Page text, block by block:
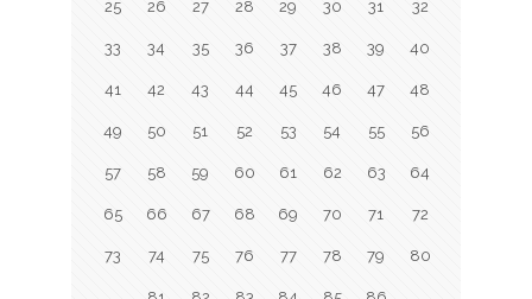
25 26 27 28 29 30 31 32
33 34 35 36 37 38 39 40
41 42 43 44 45 46 47 48
49 50 51 52 53 54 55 56
57 58 59 60 61 62 63 64
65 66 67 68 69 70 71 72
73 74 75 76 77 78 79 80